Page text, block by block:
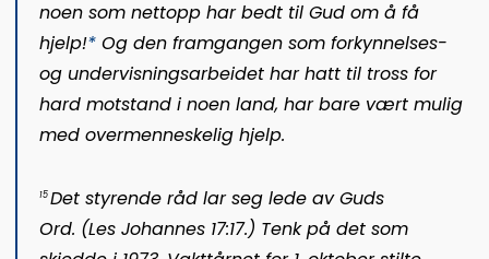
noen som nettopp har bedt til Gud om å få
hjelp!*Og den framgangen som forkynnelses-
og undervisningsarbeidet har hatt til tross for
hard motstand i noen land, har bare vært mulig
med overmenneskelig hjelp.
15 Det styrende råd lar seg lede av Guds
Ord. (Les Johannes 17:17.) Tenk på det som